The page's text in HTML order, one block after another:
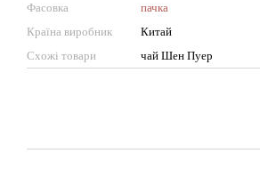
Фасовка
пачка
Країна виробник
Китай
Схожі товари
чай Шен Пуер